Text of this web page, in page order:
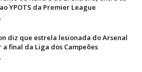
YPOTS da Premier League
diz que estrela lesionada do Arsenal
final da Liga dos Campeões